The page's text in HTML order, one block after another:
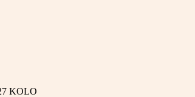
KOLO